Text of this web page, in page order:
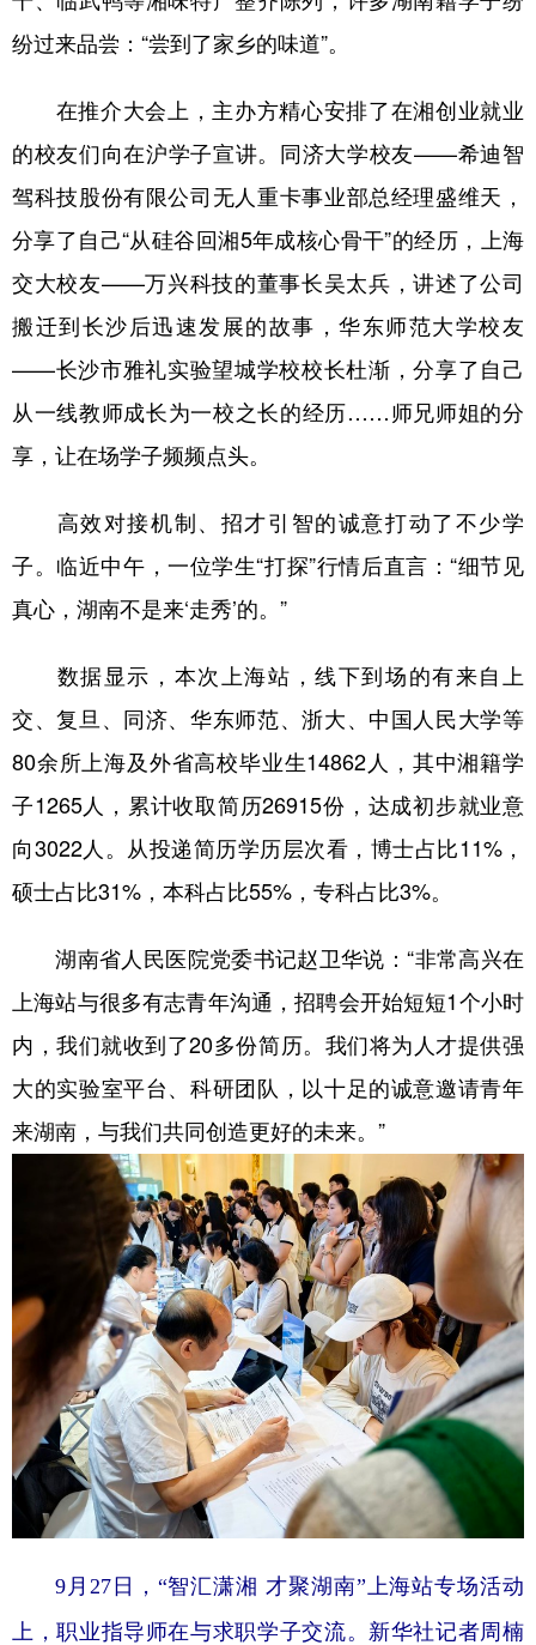
纷过来品尝：“尝到了家乡的味道”。
在推介大会上，主办方精心安排了在湘创业就业
的校友们向在沪学子宣讲。同济大学校友——希迪智
驾科技股份有限公司无人重卡事业部总经理盛维天，
分享了自己“从硅谷回湘5年成核心骨干”的经历，上海
交大校友——万兴科技的董事长吴太兵，讲述了公司
搬迁到长沙后迅速发展的故事，华东师范大学校友
——长沙市雅礼实验望城学校校长杜渐，分享了自己
从一线教师成长为一校之长的经历……师兄师姐的分
享，让在场学子频频点头。
高效对接机制、招才引智的诚意打动了不少学
子。临近中午，一位学生“打探”行情后直言：“细节见
真心，湖南不是来‘走秀’的。”
数据显示，本次上海站，线下到场的有来自上
交、复旦、同济、华东师范、浙大、中国人民大学等
80余所上海及外省高校毕业生14862人，其中湘籍学
子1265人，累计收取简历26915份，达成初步就业意
向3022人。从投递简历学历层次看，博士占比11%，
硕士占比31%，本科占比55%，专科占比3%。
湖南省人民医院党委书记赵卫华说：“非常高兴在
上海站与很多有志青年沟通，招聘会开始短短1个小时
内，我们就收到了20多份简历。我们将为人才提供强
大的实验室平台、科研团队，以十足的诚意邀请青年
来湖南，与我们共同创造更好的未来。”
9月27日，“智汇潇湘 才聚湖南”上海站专场活动
上，职业指导师在与求职学子交流。新华社记者周楠